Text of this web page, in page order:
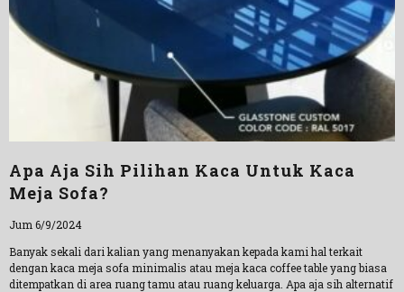
Apa Aja Sih Pilihan Kaca Untuk Kaca
Meja Sofa?
Jum 6/9/2024
Banyak sekali dari kalian yang menanyakan kepada kami hal terkait
dengan kaca meja sofa minimalis atau meja kaca coffee table yang biasa
ditempatkan di area ruang tamu atau ruang keluarga. Apa aja sih alternatif